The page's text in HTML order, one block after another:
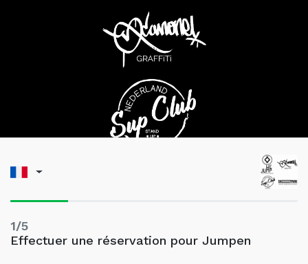
1/5
Effectuer une réservation pour Jumpen